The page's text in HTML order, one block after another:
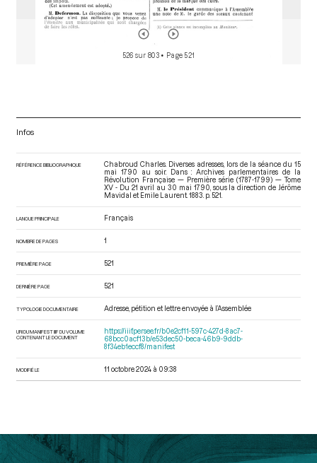
526 sur 803 • Page 521
Infos
RÉFÉRENCE BIBLIOGRAPHIQUE
Chabroud Charles. Diverses adresses, lors de la séance du 15
mai 1790 au soir. Dans : Archives parlementaires de la
Révolution Française — Première série (1787-1799) — Tome
XV - Du 21 avril au 30 mai 1790 , sous la direction de Jérôme
Mavidal et Emile Laurent. 1883. p. 521.
LANGUE PRINCIPALE Français
NOMBRE DE PAGES 1
PREMIÈRE PAGE 521
DERNIÈRE PAGE 521
TYPOLOGIE DOCUMENTAIRE Adresse, pétition et lettre envoyée à l’Assemblée
URI DU MANIFEST IIIF DU VOLUME
CONTENANT LE DOCUMENT
https://iiif.persee.fr/b0e2cf11-597c-427d-8ac7-
68bcc0acf13b/e53dec50-beca-46b9-9ddb-
8f34eb1eccf8/manifest
MODIFIÉ LE 11 octobre 2024 à 09:38